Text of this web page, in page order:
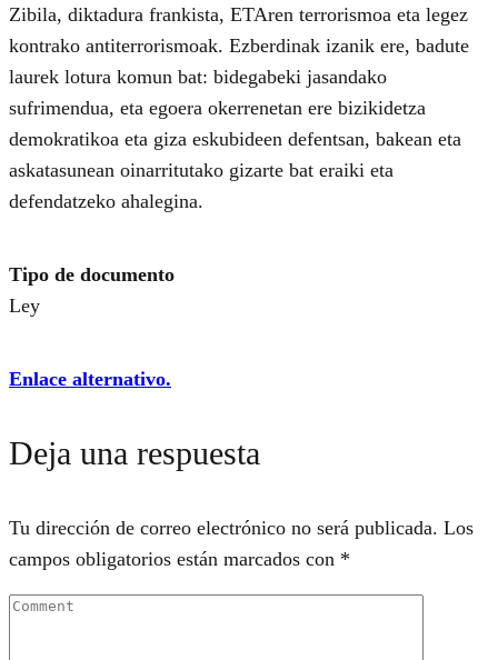
Zibila, diktadura frankista, ETAren terrorismoa eta legez
kontrako antiterrorismoak. Ezberdinak izanik ere, badute
laurek lotura komun bat: bidegabeki jasandako
sufrimendua, eta egoera okerrenetan ere bizikidetza
demokratikoa eta giza eskubideen defentsan, bakean eta
askatasunean oinarritutako gizarte bat eraiki eta
defendatzeko ahalegina.
Tipo de documento
Ley
Enlace alternativo.
Deja una respuesta
Tu dirección de correo electrónico no será publicada. Los
campos obligatorios están marcados con *